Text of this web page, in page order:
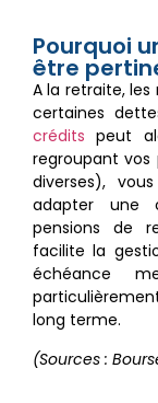
Pourquoi
être
A la retraite,
certaines
crédits peut
regroupant vos
diverses),
adapter une
pensions de
facilite la
échéance
long terme.
(Sources :